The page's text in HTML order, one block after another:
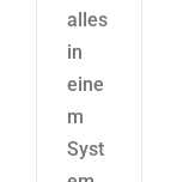
alles
in
eine
m
Syst